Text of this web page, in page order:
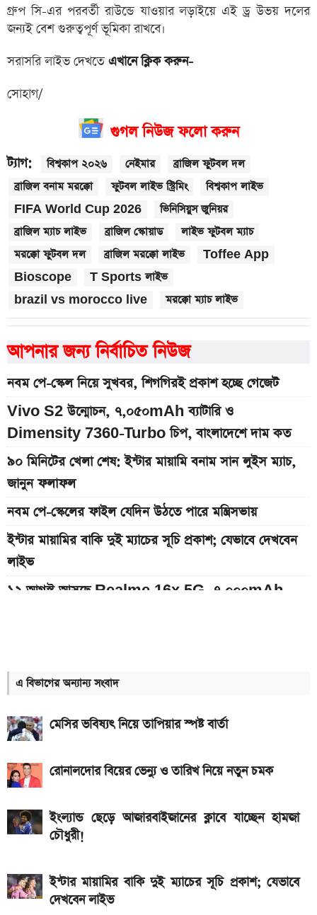
গ্রুপ সি-এর পরবর্তী রাউন্ডে যাওয়ার লড়াইয়ে এই ড্র উভয় দলের
জন্যই বেশ গুরুত্বপূর্ণ ভূমিকা রাখবে।
সরাসরি লাইভ দেখতে এখানে ক্লিক করুন-
সোহাগ/
গুগল নিউজ ফলো করুন
ট্যাগ: বিশ্বকাপ ২০২৬ নেইমার
ব্রাজিল ফুটবল দল
ব্রাজিল বনাম মরক্কো
ফুটবল লাইভ স্ট্রিমিং
বিশ্বকাপ লাইভ
FIFA World Cup 2026
ভিনিসিয়ুস জুনিয়র
ব্রাজিল ম্যাচ লাইভ
ব্রাজিল স্কোয়াড
লাইভ ফুটবল ম্যাচ
মরক্কো ফুটবল দল
ব্রাজিল মরক্কো লাইভ
Toffee App
Bioscope
T Sports লাইভ
brazil vs morocco live
মরক্কো ম্যাচ লাইভ
আপনার জন্য নির্বাচিত নিউজ
নবম পে-স্কেল নিয়ে সুখবর, শিগগিরই প্রকাশ হচ্ছে গেজেট
Vivo S2 উন্মোচন, ৭,০৫০mAh ব্যাটারি ও
Dimensity 7360-Turbo চিপ, বাংলাদেশে দাম কত
৯০ মিনিটের খেলা শেষ: ইন্টার মায়ামি বনাম সান লুইস ম্যাচ,
জানুন ফলাফল
নবম পে-স্কেলের ফাইল যেদিন উঠতে পারে মন্ত্রিসভায়
ইন্টার মায়ামির বাকি দুই ম্যাচের সূচি প্রকাশ; যেভাবে দেখবেন
লাইভ
১২ আগস্ট আসছে Realme 16x 5G, ৭,০০০mAh
আজকের সকল দেশের টাকার রেট: ০৭ আগস্ট ২০২৬
এসএসসি ও সমমানের ফল কবে জানাল শিক্ষা বোর্ড
৭০৫০mAh ব্যাটারি ও ১২০Hz কার্ভড ডিসপ্লেতে ভিভো S2
আজকের স্বর্ণের বাজারদর: ০৭ আগস্ট ২০২৬
সরকারি চাকরিজীবীরা
আজ ৪ ঘণ্টা বিদ্যুৎ থাকবে না যেসব এলাকায়, আগেই জেনে নিন
এ বিভাগের অন্যান্য সংবাদ
মেসির ভবিষ্যৎ নিয়ে তাপিয়ার স্পষ্ট বার্তা
রোনালদোর বিয়ের ভেন্যু ও তারিখ নিয়ে নতুন চমক
ইংল্যান্ড ছেড়ে আজারবাইজানের ক্লাবে যাচ্ছেন হামজা
চৌধুরী!
ইন্টার মায়ামির বাকি দুই ম্যাচের সূচি প্রকাশ; যেভাবে
দেখবেন লাইভ